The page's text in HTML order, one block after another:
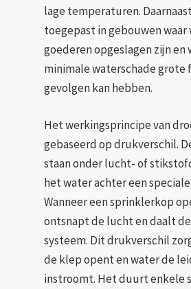
lage temperaturen.
toegepast in gebouwen
goederen opgeslagen zijn en
minimale waterschade grote
gevolgen kan hebben.
Het werkingsprincipe van
gebaseerd op drukverschil.
staan onder lucht- of
het water achter een
Wanneer een sprinklerkop
ontsnapt de lucht en daalt
systeem. Dit drukverschil
de klep opent en water de
instroomt. Het duurt enkele